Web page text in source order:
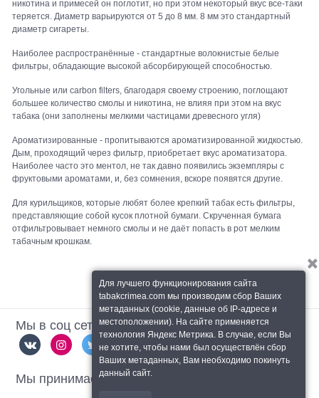
никотина и примесей он поглотит, но при этом некоторый вкус все-таки
теряется. Диаметр варьируются от 5 до 8 мм. 8 мм это стандартный
диаметр сигареты.
Наиболее распространённые - стандартные волокнистые белые
фильтры, обладающие высокой абсорбирующей способностью.
Угольные или carbon filters, благодаря своему строению, поглощают
большее количество смолы и никотина, не влияя при этом на вкус
табака (они заполнены мелкими частицами древесного угля)
Ароматизированные - пропитываются ароматизированной жидкостью.
Дым, проходящий через фильтр, приобретает вкус ароматизатора.
Наиболее часто это ментол, не так давно появились экземпляры с
фруктовыми ароматами, и, без сомнения, вскоре появятся другие.
Для курильщиков, которые любят более крепкий табак есть фильтры,
представляющие собой кусок плотной бумаги. Скрученная бумага
отфильтровывает немного смолы и не даёт попасть в рот мелким
табачным крошкам.
Мы в соц сетях
Мы принимаем
Для лучшего функционирования сайта
tabakcrimea.com мы производим сбор Ваших
метаданных (cookie, данные об IP-адресе и
местоположении). На сайте применяется
технология Яндекс Метрика. В случае, если Вы
не хотите, чтобы нами был осуществлён сбор
Ваших метаданных, Вам необходимо покинуть
данный сайт.